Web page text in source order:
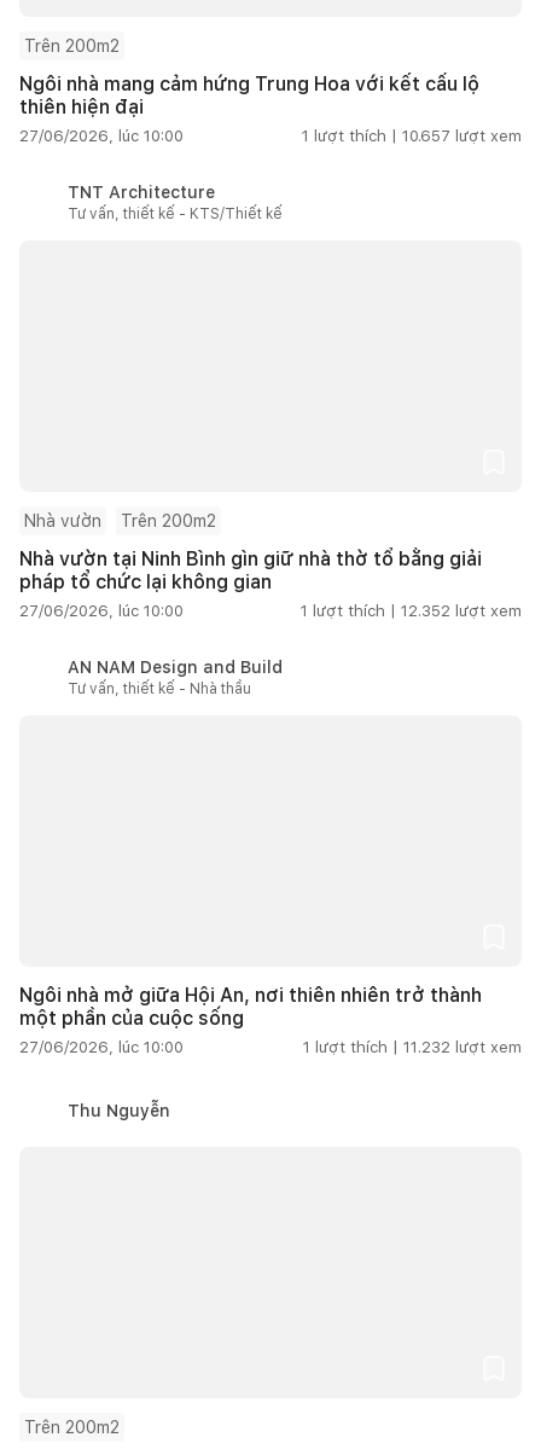
Trên 200m2
Ngôi nhà mang cảm hứng Trung Hoa với kết cấu lộ
thiên hiện đại
27/06/2026, lúc 10:00 1 lượt thích | 10.657 lượt xem
TNT Architecture
Tư vấn, thiết kế - KTS/Thiết kế
Nhà vườn Trên 200m2
Nhà vườn tại Ninh Bình gìn giữ nhà thờ tổ bằng giải
pháp tổ chức lại không gian
27/06/2026, lúc 10:00 1 lượt thích | 12.352 lượt xem
AN NAM Design and Build
Tư vấn, thiết kế - Nhà thầu
Ngôi nhà mở giữa Hội An, nơi thiên nhiên trở thành
một phần của cuộc sống
27/06/2026, lúc 10:00 1 lượt thích | 11.232 lượt xem
Thu Nguyễn
Trên 200m2